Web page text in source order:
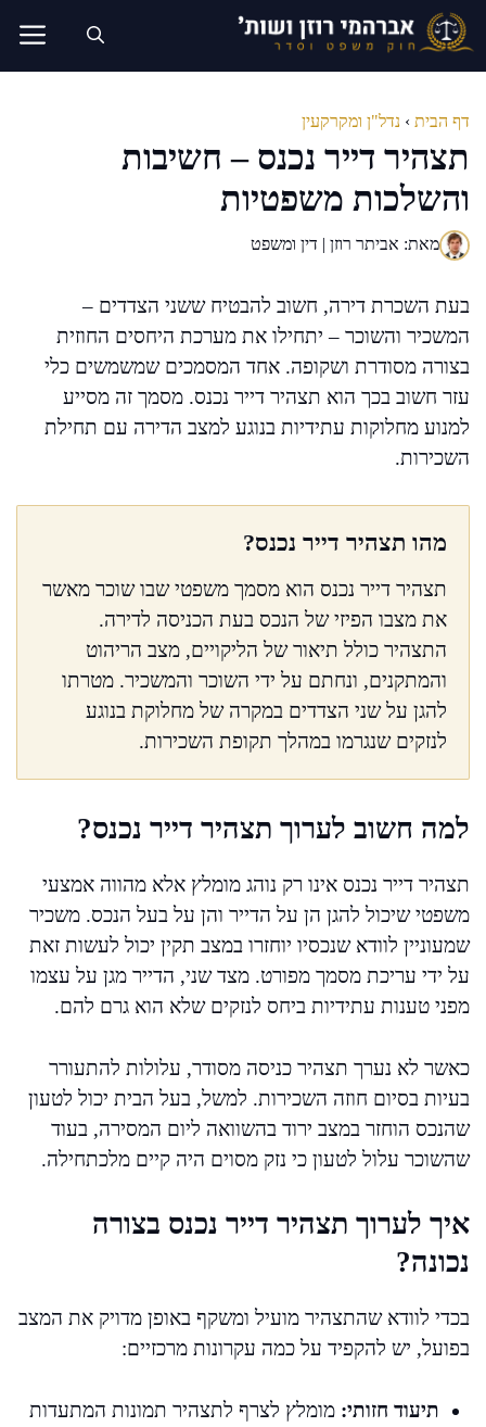
לדלג
לתוכן
דף הבית › נדל"ן ומקרקעין
תצהיר דייר נכנס – חשיבות
והשלכות משפטיות
מאת: אביתר רוזן | דין ומשפט
בעת השכרת דירה, חשוב להבטיח ששני הצדדים –
המשכיר והשוכר – יתחילו את מערכת היחסים החוזית
בצורה מסודרת ושקופה. אחד המסמכים שמשמשים כלי
עזר חשוב בכך הוא תצהיר דייר נכנס. מסמך זה מסייע
למנוע מחלוקות עתידיות בנוגע למצב הדירה עם תחילת
השכירות.
מהו תצהיר דייר נכנס?
תצהיר דייר נכנס הוא מסמך משפטי שבו שוכר מאשר
את מצבו הפיזי של הנכס בעת הכניסה לדירה.
התצהיר כולל תיאור של הליקויים, מצב הריהוט
והמתקנים, ונחתם על ידי השוכר והמשכיר. מטרתו
להגן על שני הצדדים במקרה של מחלוקת בנוגע
לנזקים שנגרמו במהלך תקופת השכירות.
למה חשוב לערוך תצהיר דייר נכנס?
תצהיר דייר נכנס אינו רק נוהג מומלץ אלא מהווה אמצעי
משפטי שיכול להגן הן על הדייר והן על בעל הנכס. משכיר
שמעוניין לוודא שנכסיו יוחזרו במצב תקין יכול לעשות זאת
על ידי עריכת מסמך מפורט. מצד שני, הדייר מגן על עצמו
מפני טענות עתידיות ביחס לנזקים שלא הוא גרם להם.
כאשר לא נערך תצהיר כניסה מסודר, עלולות להתעורר
בעיות בסיום חוזה השכירות. למשל, בעל הבית יכול לטעון
שהנכס הוחזר במצב ירוד בהשוואה ליום המסירה, בעוד
שהשוכר עלול לטעון כי נזק מסוים היה קיים מלכתחילה.
איך לערוך תצהיר דייר נכנס בצורה
נכונה?
בכדי לוודא שהתצהיר מועיל ומשקף באופן מדויק את המצב
בפועל, יש להקפיד על כמה עקרונות מרכזיים:
תיעוד חזותי: מומלץ לצרף לתצהיר תמונות המתעדות